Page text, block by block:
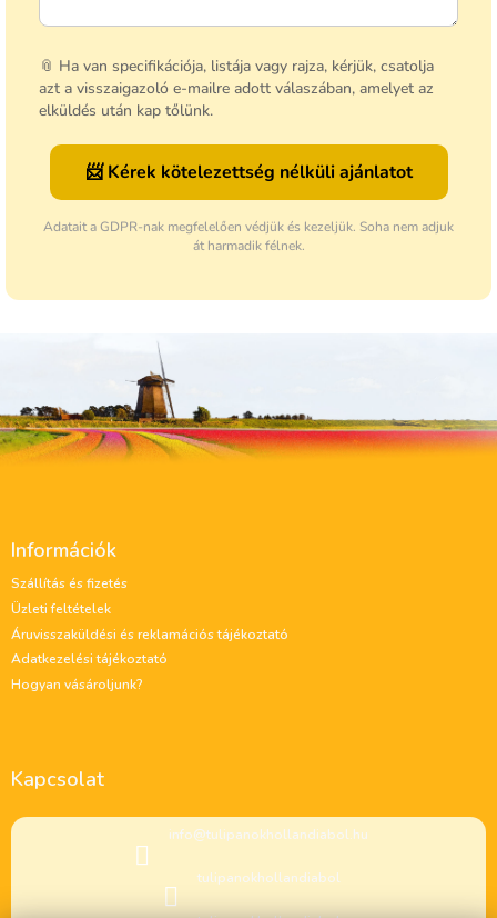
📎 Ha van specifikációja, listája vagy rajza, kérjük, csatolja
azt a visszaigazoló e-mailre adott válaszában, amelyet az
elküldés után kap tőlünk.
📨 Kérek kötelezettség nélküli ajánlatot
Adatait a GDPR-nak megfelelően védjük és kezeljük. Soha nem adjuk
át harmadik félnek.
Információk
Szállítás és fizetés
Üzleti feltételek
Áruvisszaküldési és reklamációs tájékoztató
Adatkezelési tájékoztató
Hogyan vásároljunk?
Kapcsolat
info@tulipanokhollandiabol.hu
tulipanokhollandiabol